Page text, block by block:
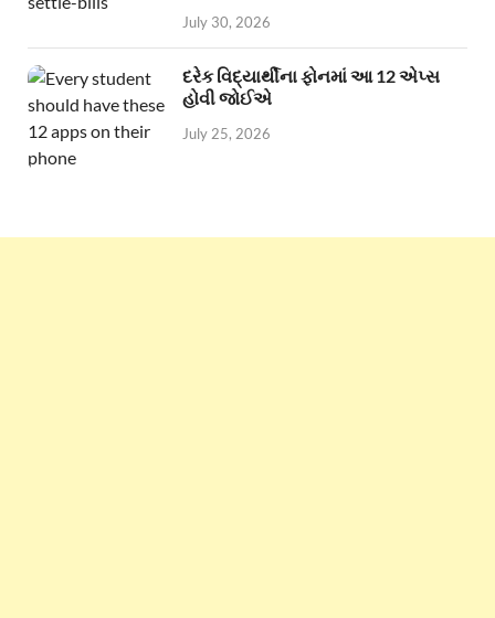
July 30, 2026
દરેક વિદ્યાર્થીના ફોનમાં આ 12 એપ્સ
હોવી જોઈએ
July 25, 2026